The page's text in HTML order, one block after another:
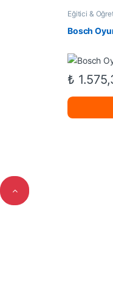
Eğitici &
Bosch
₺